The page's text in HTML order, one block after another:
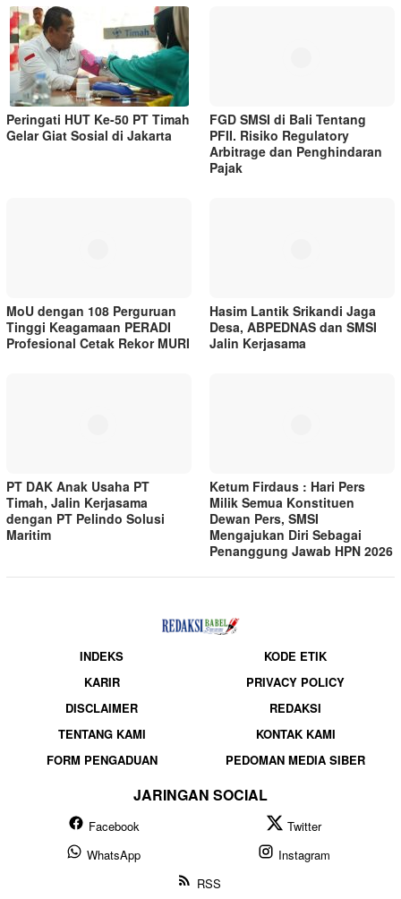
Peringati HUT Ke-50 PT Timah
Gelar Giat Sosial di Jakarta
FGD SMSI di Bali Tentang
PFII. Risiko Regulatory
Arbitrage dan Penghindaran
Pajak
MoU dengan 108 Perguruan
Tinggi Keagamaan PERADI
Profesional Cetak Rekor MURI
Hasim Lantik Srikandi Jaga
Desa, ABPEDNAS dan SMSI
Jalin Kerjasama
PT DAK Anak Usaha PT
Timah, Jalin Kerjasama
dengan PT Pelindo Solusi
Maritim
Ketum Firdaus : Hari Pers
Milik Semua Konstituen
Dewan Pers, SMSI
Mengajukan Diri Sebagai
Penanggung Jawab HPN 2026
INDEKS
KODE ETIK
KARIR
PRIVACY POLICY
DISCLAIMER
REDAKSI
TENTANG KAMI
KONTAK KAMI
FORM PENGADUAN
PEDOMAN MEDIA SIBER
JARINGAN SOCIAL
Facebook
Twitter
WhatsApp
Instagram
RSS